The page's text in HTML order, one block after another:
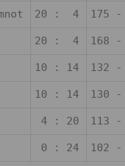
20 : 4 175 -
20 : 4 168 -
10 : 14 132 -
10 : 14 130 -
4 : 20 113 -
0 : 24 102 -